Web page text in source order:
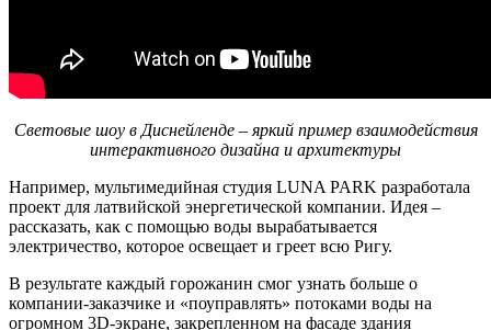
Световые шоу в Диснейленде – яркий пример взаимодействия
интерактивного дизайна и архитектуры
Например, мультимедийная студия LUNA PARK разработала
проект для латвийской энергетической компании. Идея –
рассказать, как с помощью воды вырабатывается
электричество, которое освещает и греет всю Ригу.
В результате каждый горожанин смог узнать больше о
компании-заказчике и «поуправлять» потоками воды на
огромном 3D-экране, закрепленном на фасаде здания